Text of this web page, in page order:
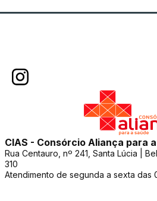
CIAS - Consórcio Aliança para
Rua Centauro, nº 241, Santa Lúcia |
310
Atendimento de segunda a sexta das